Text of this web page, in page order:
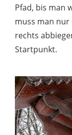
Pfad, bis man
muss man nur
rechts
Startpunkt.